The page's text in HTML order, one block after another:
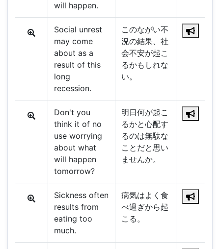
will happen.
Social unrest
may come
about as a
result of this
long
recession.
このながい不
況の結果、社
会不安が起こ
るかもしれな
い。
Don't you
think it of no
use worrying
about what
will happen
tomorrow?
明日何が起こ
るかと心配す
るのは無駄な
ことだと思い
ませんか。
Sickness often
results from
eating too
much.
病気はよく食
べ過ぎから起
こる。